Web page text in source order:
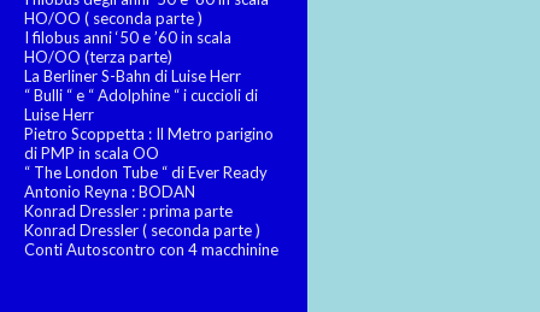
HO/OO ( seconda parte )
I filobus anni ‘50 e ’60 in scala
HO/OO (terza parte)
La Berliner S-Bahn di Luise Herr
“ Bulli “ e “ Adolphine “ i cuccioli di
Luise Herr
Pietro Scoppetta : Il Metro parigino
di PMP in scala OO
“ The London Tube “ di Ever Ready
Antonio Reyna : BODAN
Konrad Dressler : prima parte
Konrad Dressler ( seconda parte )
Conti Autoscontro con 4 macchinine